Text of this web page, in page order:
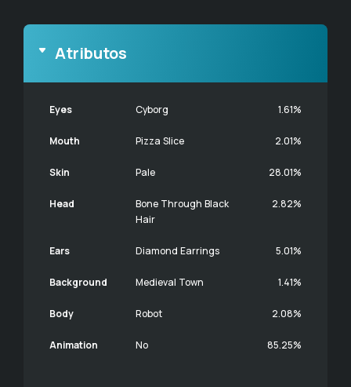
Atributos
Eyes Cyborg 1.61%
Mouth Pizza Slice 2.01%
Skin Pale 28.01%
Head
Bone Through Black
Hair
2.82%
Ears Diamond Earrings 5.01%
Background Medieval Town 1.41%
Body Robot 2.08%
Animation No 85.25%